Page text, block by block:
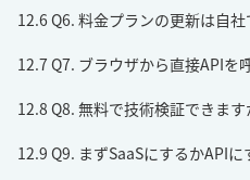
12.6Q6. 料金プランの更新は自
12.7 Q7. ブラウザから直接APIを
12.8 Q8. 無料で技術検証できます
12.9 Q9. まずSaaSにするかAPI